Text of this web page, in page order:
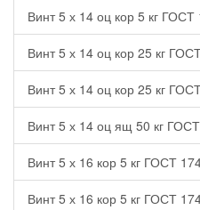
Винт 5 х 14 оц кор 5 кг ГОСТ
Винт 5 х 14 оц кор 25 кг
Винт 5 х 14 оц кор 25 кг
Винт 5 х 14 оц ящ 50 кг
Винт 5 х 16 кор 5 кг ГОСТ
Винт 5 х 16 кор 5 кг ГОСТ